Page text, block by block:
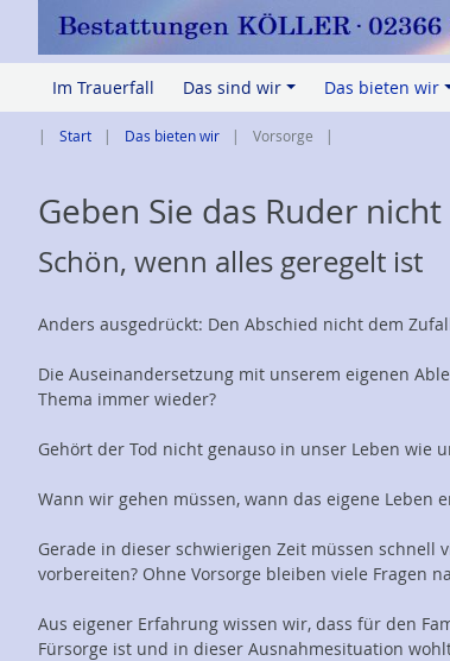
Im Trauerfall
+
Das sind wir
Das bieten wir
Start Das bieten wir Vorsorge
Geben Sie das Ruder
Schön, wenn alles geregelt ist
Anders ausgedrückt: Den Abschied nicht dem
Die Auseinandersetzung mit unserem eigenen
Thema immer wieder?
Gehört der Tod nicht genauso in unser Leben wie
Wann wir gehen müssen, wann das eigene
Gerade in dieser schwierigen Zeit müssen
vorbereiten? Ohne Vorsorge bleiben viele Fragen
Aus eigener Erfahrung wissen wir, dass für den
Fürsorge ist und in dieser Ausnahmesituation